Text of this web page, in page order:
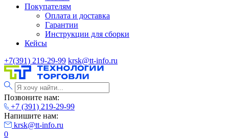
Покупателям
Оплата и доставка
Гарантии
Инструкции для сборки
Кейсы
+7(391) 219-29-99 krsk@tt-info.ru
Позвоните нам:
+7 (391) 219-29-99
Напишите нам:
krsk@tt-info.ru
0